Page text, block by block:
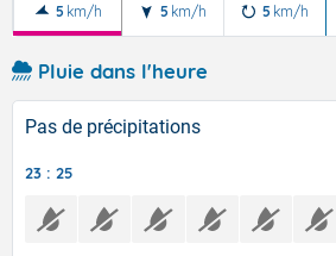
5 km/h 5 km/h 5 km/h
Pluie dans l'heure
Pas de précipitations
23 : 25